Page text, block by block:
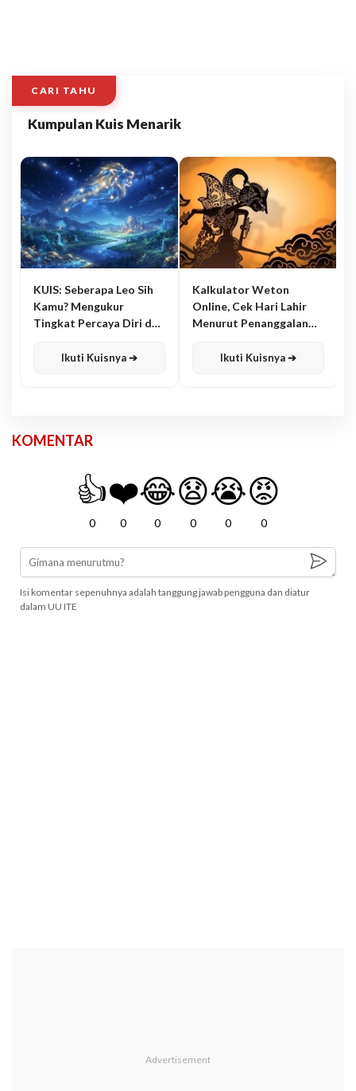
CARI TAHU
Kumpulan Kuis Menarik
KUIS: Seberapa Leo Sih
Kamu? Mengukur
Tingkat Percaya Diri dan
Ikuti Kuisnya ➔
Kalkulator Weton
Online, Cek Hari Lahir
Menurut Penanggalan
Ikuti Kuisnya ➔
KOMENTAR
👍
0
❤️
0
😂
0
😧
0
😭
0
😡
0
Isi komentar sepenuhnya adalah tanggung jawab pengguna dan diatur
dalam UU ITE